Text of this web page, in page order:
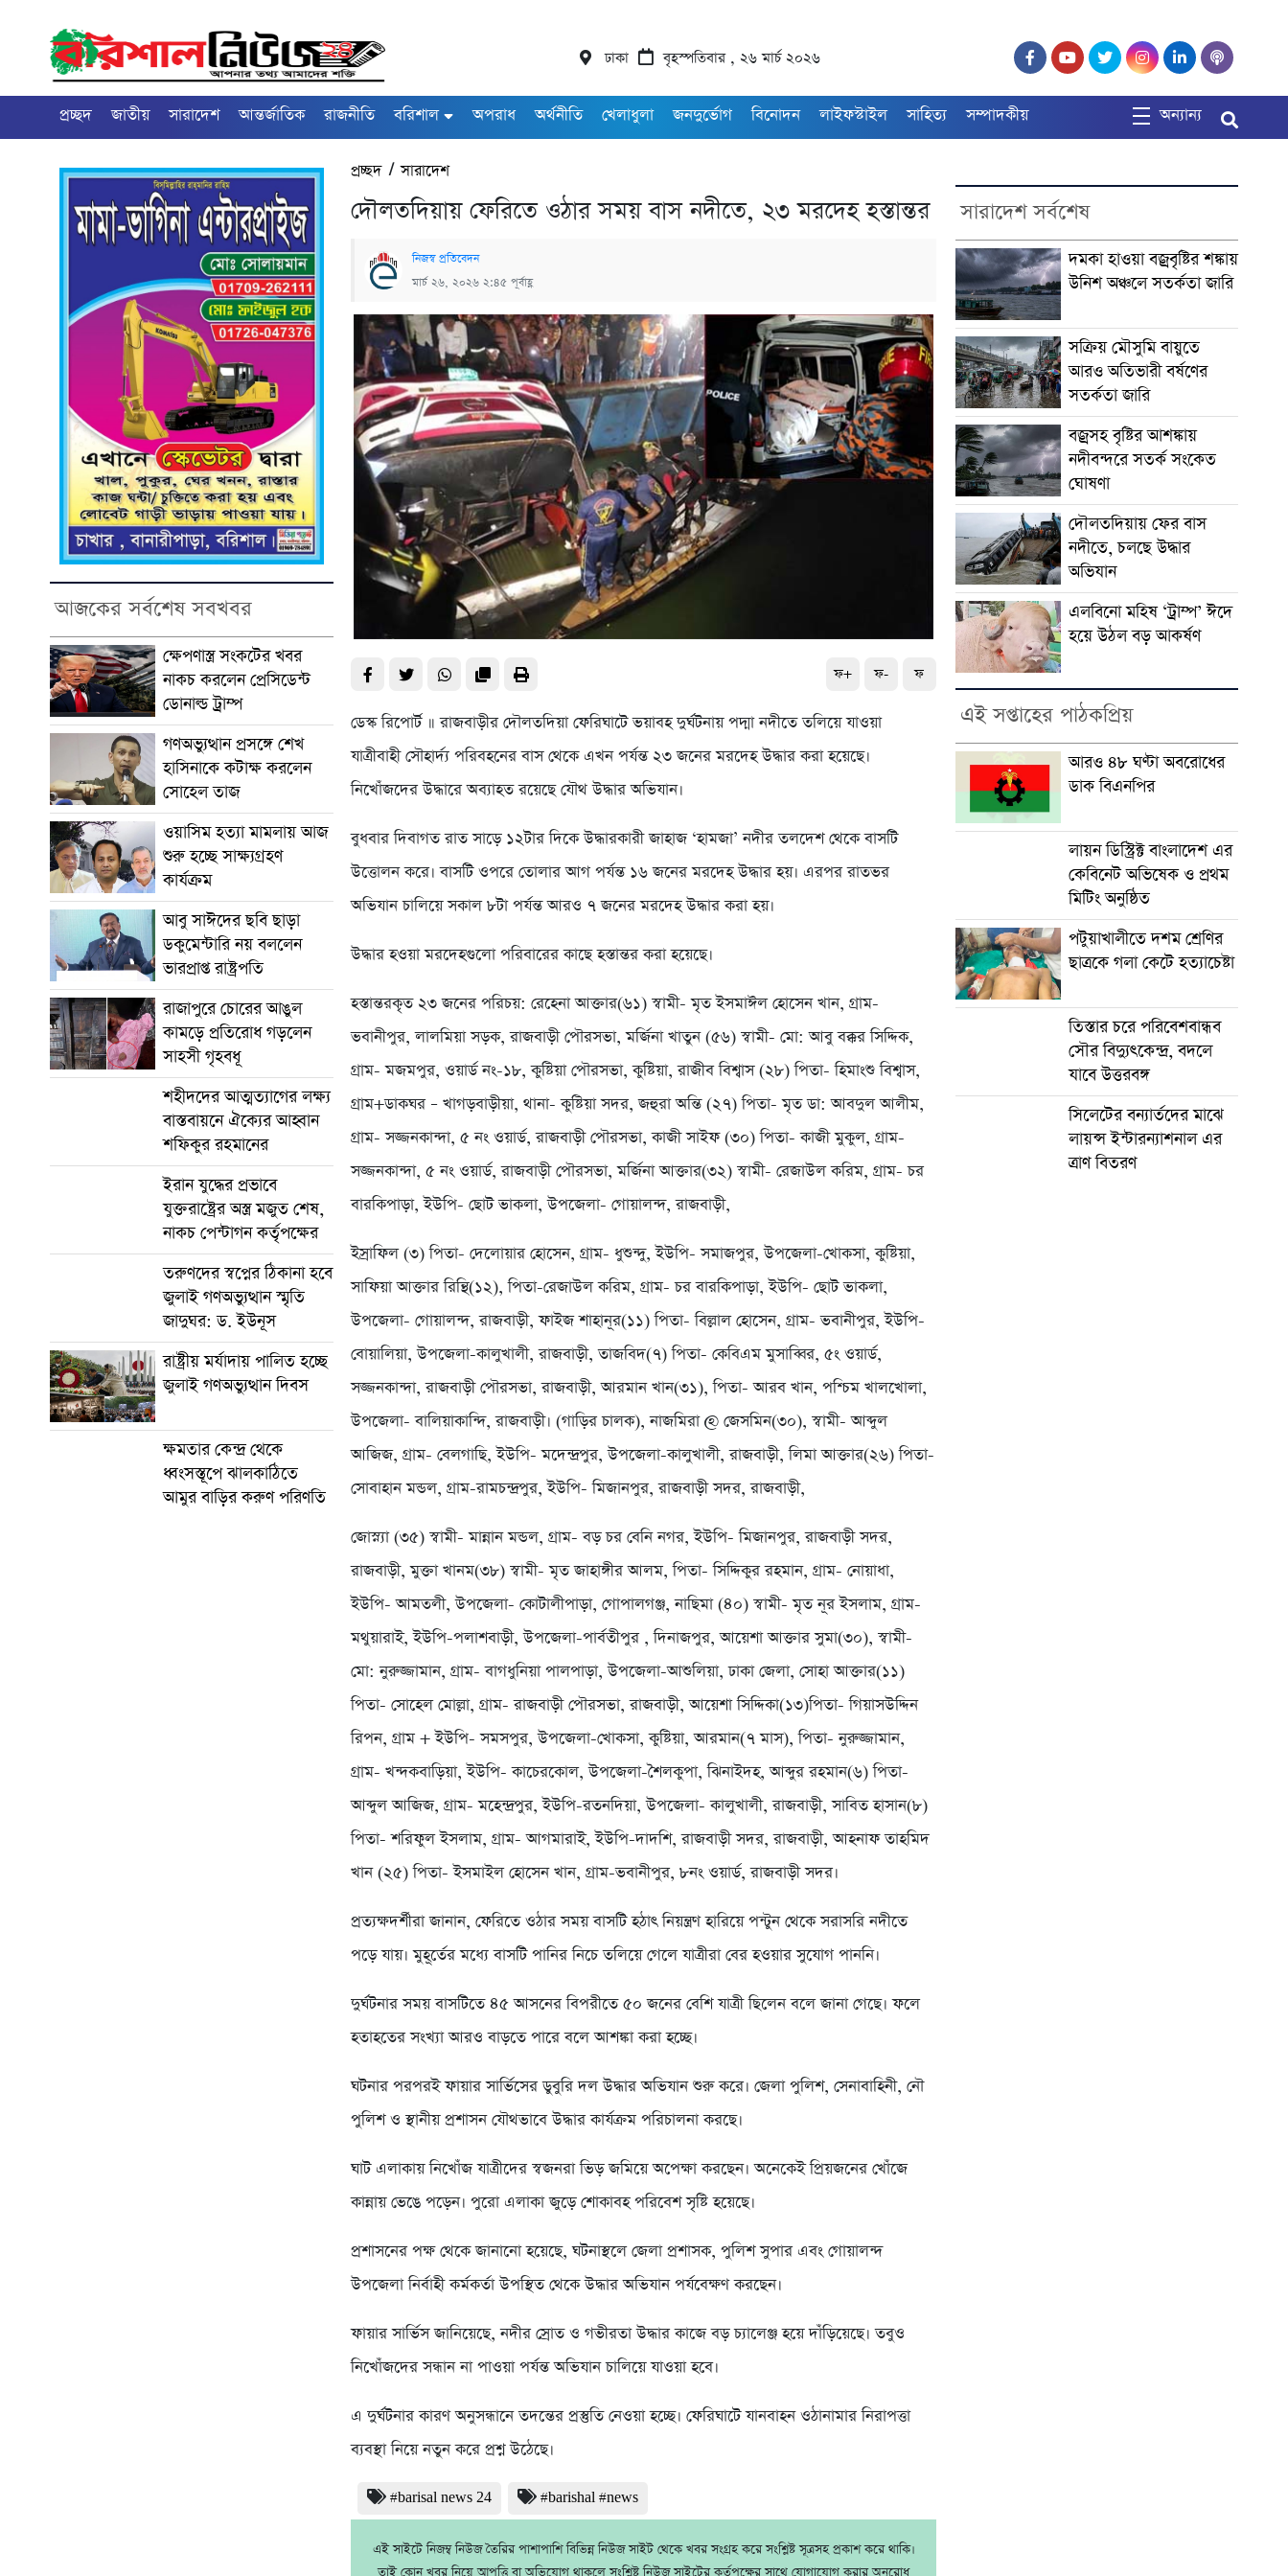
ঢাকা বৃহস্পতিবার , ২৬ মার্চ ২০২৬
প্রচ্ছদ জাতীয় সারাদেশ আন্তর্জাতিক রাজনীতি বরিশাল অপরাধ অর্থনীতি খেলাধুলা জনদুর্ভোগ বিনোদন লাইফস্টাইল সাহিত্য সম্পাদকীয় অন্যান্য
আজকের সর্বশেষ সবখবর
ক্ষেপণাস্ত্র সংকটের খবর
নাকচ করলেন প্রেসিডেন্ট
ডোনাল্ড ট্রাম্প
গণঅভ্যুত্থান প্রসঙ্গে শেখ
হাসিনাকে কটাক্ষ করলেন
সোহেল তাজ
ওয়াসিম হত্যা মামলায় আজ
শুরু হচ্ছে সাক্ষ্যগ্রহণ
কার্যক্রম
আবু সাঈদের ছবি ছাড়া
ডকুমেন্টারি নয় বললেন
ভারপ্রাপ্ত রাষ্ট্রপতি
রাজাপুরে চোরের আঙুল
কামড়ে প্রতিরোধ গড়লেন
সাহসী গৃহবধূ
শহীদদের আত্মত্যাগের লক্ষ্য
বাস্তবায়নে ঐক্যের আহ্বান
শফিকুর রহমানের
ইরান যুদ্ধের প্রভাবে
যুক্তরাষ্ট্রের অস্ত্র মজুত শেষ,
নাকচ পেন্টাগন কর্তৃপক্ষের
তরুণদের স্বপ্নের ঠিকানা হবে
জুলাই গণঅভ্যুত্থান স্মৃতি
জাদুঘর: ড. ইউনূস
রাষ্ট্রীয় মর্যাদায় পালিত হচ্ছে
জুলাই গণঅভ্যুত্থান দিবস
ক্ষমতার কেন্দ্র থেকে
ধ্বংসস্তূপে ঝালকাঠিতে
আমুর বাড়ির করুণ পরিণতি
প্রচ্ছদ/সারাদেশ
দৌলতদিয়ায় ফেরিতে ওঠার সময় বাস নদীতে, ২৩ মরদেহ হস্তান্তর
নিজস্ব প্রতিবেদন
মার্চ ২৬, ২০২৬ ২:৪৫ পূর্বাহ্ণ
ফ+ ফ- ফ
ডেস্ক রিপোর্ট ॥ রাজবাড়ীর দৌলতদিয়া ফেরিঘাটে ভয়াবহ দুর্ঘটনায় পদ্মা নদীতে তলিয়ে যাওয়া
যাত্রীবাহী সৌহার্দ্য পরিবহনের বাস থেকে এখন পর্যন্ত ২৩ জনের মরদেহ উদ্ধার করা হয়েছে।
নিখোঁজদের উদ্ধারে অব্যাহত রয়েছে যৌথ উদ্ধার অভিযান।
বুধবার দিবাগত রাত সাড়ে ১২টার দিকে উদ্ধারকারী জাহাজ ‘হামজা’ নদীর তলদেশ থেকে বাসটি
উত্তোলন করে। বাসটি ওপরে তোলার আগ পর্যন্ত ১৬ জনের মরদেহ উদ্ধার হয়। এরপর রাতভর
অভিযান চালিয়ে সকাল ৮টা পর্যন্ত আরও ৭ জনের মরদেহ উদ্ধার করা হয়।
উদ্ধার হওয়া মরদেহগুলো পরিবারের কাছে হস্তান্তর করা হয়েছে।
হস্তান্তরকৃত ২৩ জনের পরিচয়: রেহেনা আক্তার(৬১) স্বামী- মৃত ইসমাঈল হোসেন খান, গ্রাম-
ভবানীপুর, লালমিয়া সড়ক, রাজবাড়ী পৌরসভা, মর্জিনা খাতুন (৫৬) স্বামী- মো: আবু বক্কর সিদ্দিক,
গ্রাম- মজমপুর, ওয়ার্ড নং-১৮, কুষ্টিয়া পৌরসভা, কুষ্টিয়া, রাজীব বিশ্বাস (২৮) পিতা- হিমাংশু বিশ্বাস,
গ্রাম+ডাকঘর – খাগড়বাড়ীয়া, থানা- কুষ্টিয়া সদর, জহুরা অন্তি (২৭) পিতা- মৃত ডা: আবদুল আলীম,
গ্রাম- সজ্জনকান্দা, ৫ নং ওয়ার্ড, রাজবাড়ী পৌরসভা, কাজী সাইফ (৩০) পিতা- কাজী মুকুল, গ্রাম-
সজ্জনকান্দা, ৫ নং ওয়ার্ড, রাজবাড়ী পৌরসভা, মর্জিনা আক্তার(৩২) স্বামী- রেজাউল করিম, গ্রাম- চর
বারকিপাড়া, ইউপি- ছোট ভাকলা, উপজেলা- গোয়ালন্দ, রাজবাড়ী,
ইস্রাফিল (৩) পিতা- দেলোয়ার হোসেন, গ্রাম- ধুশুন্দু, ইউপি- সমাজপুর, উপজেলা-খোকসা, কুষ্টিয়া,
সাফিয়া আক্তার রিন্থি(১২), পিতা-রেজাউল করিম, গ্রাম- চর বারকিপাড়া, ইউপি- ছোট ভাকলা,
উপজেলা- গোয়ালন্দ, রাজবাড়ী, ফাইজ শাহানূর(১১) পিতা- বিল্লাল হোসেন, গ্রাম- ভবানীপুর, ইউপি-
বোয়ালিয়া, উপজেলা-কালুখালী, রাজবাড়ী, তাজবিদ(৭) পিতা- কেবিএম মুসাব্বির, ৫ং ওয়ার্ড,
সজ্জনকান্দা, রাজবাড়ী পৌরসভা, রাজবাড়ী, আরমান খান(৩১), পিতা- আরব খান, পশ্চিম খালখোলা,
উপজেলা- বালিয়াকান্দি, রাজবাড়ী। (গাড়ির চালক), নাজমিরা @ জেসমিন(৩০), স্বামী- আব্দুল
আজিজ, গ্রাম- বেলগাছি, ইউপি- মদেন্দ্রপুর, উপজেলা-কালুখালী, রাজবাড়ী, লিমা আক্তার(২৬) পিতা-
সোবাহান মন্ডল, গ্রাম-রামচন্দ্রপুর, ইউপি- মিজানপুর, রাজবাড়ী সদর, রাজবাড়ী,
জোস্ন্যা (৩৫) স্বামী- মান্নান মন্ডল, গ্রাম- বড় চর বেনি নগর, ইউপি- মিজানপুর, রাজবাড়ী সদর,
রাজবাড়ী, মুক্তা খানম(৩৮) স্বামী- মৃত জাহাঙ্গীর আলম, পিতা- সিদ্দিকুর রহমান, গ্রাম- নোয়াধা,
ইউপি- আমতলী, উপজেলা- কোটালীপাড়া, গোপালগঞ্জ, নাছিমা (৪০) স্বামী- মৃত নূর ইসলাম, গ্রাম-
মথুয়ারাই, ইউপি-পলাশবাড়ী, উপজেলা-পার্বতীপুর , দিনাজপুর, আয়েশা আক্তার সুমা(৩০), স্বামী-
মো: নুরুজ্জামান, গ্রাম- বাগধুনিয়া পালপাড়া, উপজেলা-আশুলিয়া, ঢাকা জেলা, সোহা আক্তার(১১)
পিতা- সোহেল মোল্লা, গ্রাম- রাজবাড়ী পৌরসভা, রাজবাড়ী, আয়েশা সিদ্দিকা(১৩)পিতা- গিয়াসউদ্দিন
রিপন, গ্রাম + ইউপি- সমসপুর, উপজেলা-খোকসা, কুষ্টিয়া, আরমান(৭ মাস), পিতা- নুরুজ্জামান,
গ্রাম- খন্দকবাড়িয়া, ইউপি- কাচেরকোল, উপজেলা-শৈলকুপা, ঝিনাইদহ, আব্দুর রহমান(৬) পিতা-
আব্দুল আজিজ, গ্রাম- মহেন্দ্রপুর, ইউপি-রতনদিয়া, উপজেলা- কালুখালী, রাজবাড়ী, সাবিত হাসান(৮)
পিতা- শরিফুল ইসলাম, গ্রাম- আগমারাই, ইউপি-দাদশি, রাজবাড়ী সদর, রাজবাড়ী, আহনাফ তাহমিদ
খান (২৫) পিতা- ইসমাইল হোসেন খান, গ্রাম-ভবানীপুর, ৮নং ওয়ার্ড, রাজবাড়ী সদর।
প্রত্যক্ষদর্শীরা জানান, ফেরিতে ওঠার সময় বাসটি হঠাৎ নিয়ন্ত্রণ হারিয়ে পন্টুন থেকে সরাসরি নদীতে
পড়ে যায়। মুহূর্তের মধ্যে বাসটি পানির নিচে তলিয়ে গেলে যাত্রীরা বের হওয়ার সুযোগ পাননি।
দুর্ঘটনার সময় বাসটিতে ৪৫ আসনের বিপরীতে ৫০ জনের বেশি যাত্রী ছিলেন বলে জানা গেছে। ফলে
হতাহতের সংখ্যা আরও বাড়তে পারে বলে আশঙ্কা করা হচ্ছে।
ঘটনার পরপরই ফায়ার সার্ভিসের ডুবুরি দল উদ্ধার অভিযান শুরু করে। জেলা পুলিশ, সেনাবাহিনী, নৌ
পুলিশ ও স্থানীয় প্রশাসন যৌথভাবে উদ্ধার কার্যক্রম পরিচালনা করছে।
ঘাট এলাকায় নিখোঁজ যাত্রীদের স্বজনরা ভিড় জমিয়ে অপেক্ষা করছেন। অনেকেই প্রিয়জনের খোঁজে
কান্নায় ভেঙে পড়েন। পুরো এলাকা জুড়ে শোকাবহ পরিবেশ সৃষ্টি হয়েছে।
প্রশাসনের পক্ষ থেকে জানানো হয়েছে, ঘটনাস্থলে জেলা প্রশাসক, পুলিশ সুপার এবং গোয়ালন্দ
উপজেলা নির্বাহী কর্মকর্তা উপস্থিত থেকে উদ্ধার অভিযান পর্যবেক্ষণ করছেন।
ফায়ার সার্ভিস জানিয়েছে, নদীর স্রোত ও গভীরতা উদ্ধার কাজে বড় চ্যালেঞ্জ হয়ে দাঁড়িয়েছে। তবুও
নিখোঁজদের সন্ধান না পাওয়া পর্যন্ত অভিযান চালিয়ে যাওয়া হবে।
এ দুর্ঘটনার কারণ অনুসন্ধানে তদন্তের প্রস্তুতি নেওয়া হচ্ছে। ফেরিঘাটে যানবাহন ওঠানামার নিরাপত্তা
ব্যবস্থা নিয়ে নতুন করে প্রশ্ন উঠেছে।
#barisal news 24 #barishal #news
এই সাইটে নিজম্ব নিউজ তৈরির পাশাপাশি বিভিন্ন নিউজ সাইট থেকে খবর সংগ্রহ করে সংশ্লিষ্ট সূত্রসহ প্রকাশ করে থাকি।
সারাদেশ সর্বশেষ
দমকা হাওয়া বজ্রবৃষ্টির শঙ্কায়
উনিশ অঞ্চলে সতর্কতা জারি
সক্রিয় মৌসুমি বায়ুতে
আরও অতিভারী বর্ষণের
সতর্কতা জারি
বজ্রসহ বৃষ্টির আশঙ্কায়
নদীবন্দরে সতর্ক সংকেত
ঘোষণা
দৌলতদিয়ায় ফের বাস
নদীতে, চলছে উদ্ধার
অভিযান
এলবিনো মহিষ ‘ট্রাম্প’ ঈদে
হয়ে উঠল বড় আকর্ষণ
এই সপ্তাহের পাঠকপ্রিয়
আরও ৪৮ ঘণ্টা অবরোধের
ডাক বিএনপির
লায়ন ডিস্ট্রিক্ট বাংলাদেশ এর
কেবিনেট অভিষেক ও প্রথম
মিটিং অনুষ্ঠিত
পটুয়াখালীতে দশম শ্রেণির
ছাত্রকে গলা কেটে হত্যাচেষ্টা
তিস্তার চরে পরিবেশবান্ধব
সৌর বিদ্যুৎকেন্দ্র, বদলে
যাবে উত্তরবঙ্গ
সিলেটের বন্যার্তদের মাঝে
লায়ন্স ইন্টারন্যাশনাল এর
ত্রাণ বিতরণ